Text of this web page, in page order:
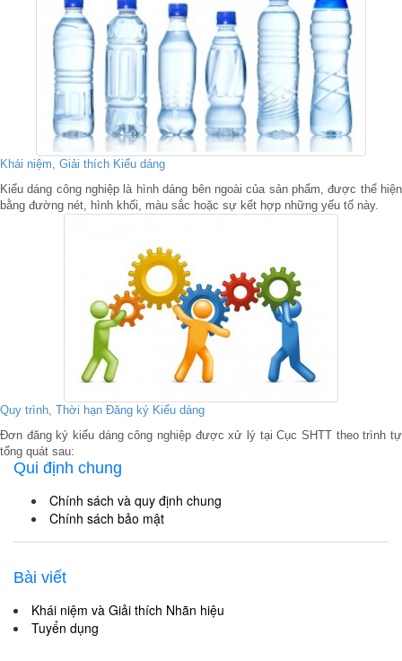
Khái niệm, Giải thích Kiểu dáng
Kiểu dáng công nghiệp là hình dáng bên ngoài của sản phẩm, được thể hiện
bằng đường nét, hình khối, màu sắc hoặc sự kết hợp những yếu tố này.
Quy trình, Thời hạn Đăng ký Kiểu dáng
Đơn đăng ký kiểu dáng công nghiệp được xử lý tại Cục SHTT theo trình tự
tổng quát sau:
Qui định chung
Chính sách và quy định chung
Chính sách bảo mật
Bài viết
Khái niệm và Giải thích Nhãn hiệu
Tuyển dụng